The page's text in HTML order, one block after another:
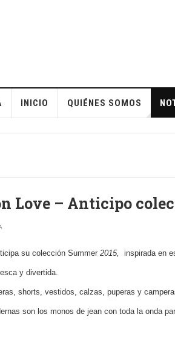
INICIO QUIÉNES SOMOS
Love – Anticipo
su colección Summer 2015, inspirada en
y divertida.
shorts, vestidos, calzas, puperas y
son los monos de jean con toda la onda